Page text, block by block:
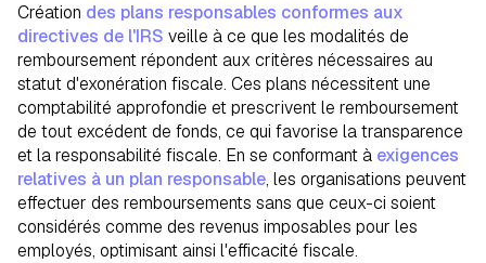
Création des plans responsables conformes aux
directives de l'IRS veille à ce que les modalités de
remboursement répondent aux critères nécessaires au
statut d'exonération fiscale. Ces plans nécessitent une
comptabilité approfondie et prescrivent le remboursement
de tout excédent de fonds, ce qui favorise la transparence
et la responsabilité fiscale. En se conformant à exigences
relatives à un plan responsable, les organisations peuvent
effectuer des remboursements sans que ceux-ci soient
considérés comme des revenus imposables pour les
employés, optimisant ainsi l'efficacité fiscale.